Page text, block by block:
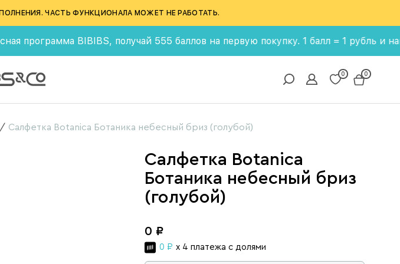
ЧАСТЬ ФУНКЦИОНАЛА МОЖЕТ НЕ РАБОТАТЬ.
BIBIBS, получай 555 баллов на первую покупку. 1 балл = 1 рубль и
0 0
/ Салфетка Botanica Ботаника небесный бриз (голубой)
Салфетка Botanica
Ботаника небесный бриз
(голубой)
0 ₽
0 ₽ x 4 платежа с долями